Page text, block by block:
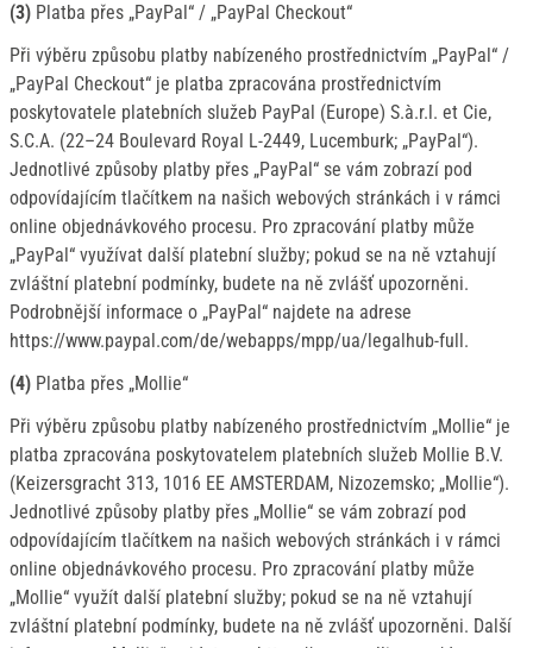
(3) Platba přes „PayPal“ / „PayPal Checkout“
Při výběru způsobu platby nabízeného prostřednictvím „PayPal“ /
„PayPal Checkout“ je platba zpracována prostřednictvím
poskytovatele platebních služeb PayPal (Europe) S.à.r.l. et Cie,
S.C.A. (22–24 Boulevard Royal L-2449, Lucemburk; „PayPal“).
Jednotlivé způsoby platby přes „PayPal“ se vám zobrazí pod
odpovídajícím tlačítkem na našich webových stránkách i v rámci
online objednávkového procesu. Pro zpracování platby může
„PayPal“ využívat další platební služby; pokud se na ně vztahují
zvláštní platební podmínky, budete na ně zvlášť upozorněni.
Podrobnější informace o „PayPal“ najdete na adrese
https://www.paypal.com/de/webapps/mpp/ua/legalhub-full.
(4) Platba přes „Mollie“
Při výběru způsobu platby nabízeného prostřednictvím „Mollie“ je
platba zpracována poskytovatelem platebních služeb Mollie B.V.
(Keizersgracht 313, 1016 EE AMSTERDAM, Nizozemsko; „Mollie“).
Jednotlivé způsoby platby přes „Mollie“ se vám zobrazí pod
odpovídajícím tlačítkem na našich webových stránkách i v rámci
online objednávkového procesu. Pro zpracování platby může
„Mollie“ využít další platební služby; pokud se na ně vztahují
zvláštní platební podmínky, budete na ně zvlášť upozorněni. Další